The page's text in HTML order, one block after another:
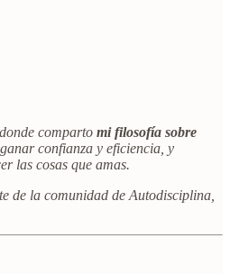
comparto mi filosofía sobre
, ganar confianza y eficiencia, y
las cosas que amas.
de la comunidad de Autodisciplina,